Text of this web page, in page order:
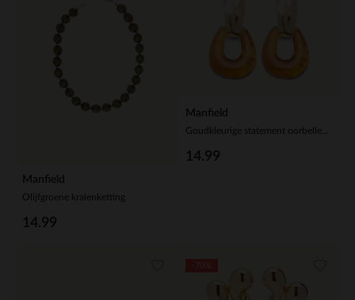
Manfield
Olijfgroene kralenketting
14.99
Manfield
14.99